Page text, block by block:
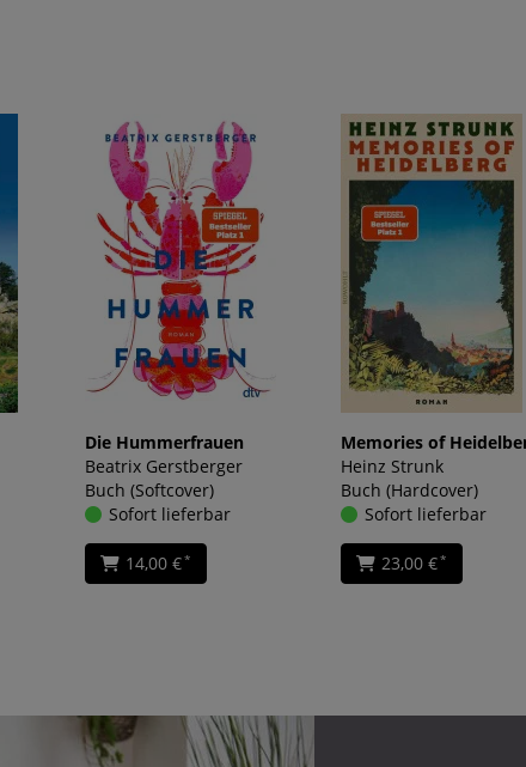
Die Hummerfrauen
Beatrix Gerstberger
Buch (Softcover)
Sofort lieferbar
14,00 €*
Memories of
Heinz Strunk
Buch (Hardcover)
Sofort lieferbar
23,00 €*